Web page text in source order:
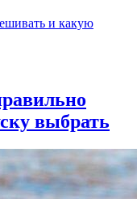
выбрать